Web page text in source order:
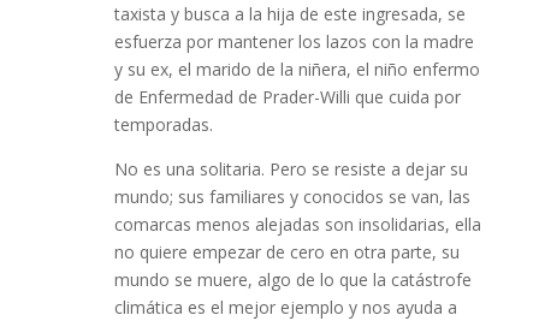
taxista y busca a la hija de este ingresada, se
esfuerza por mantener los lazos con la madre
y su ex, el marido de la niñera, el niño enfermo
de Enfermedad de Prader-Willi que cuida por
temporadas.
No es una solitaria. Pero se resiste a dejar su
mundo; sus familiares y conocidos se van, las
comarcas menos alejadas son insolidarias, ella
no quiere empezar de cero en otra parte, su
mundo se muere, algo de lo que la catástrofe
climática es el mejor ejemplo y nos ayuda a